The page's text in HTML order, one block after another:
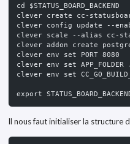
cd $STATUS_BOARD_BACKEND
clever create cc-
clever config update --
clever scale --alias cc-
clever addon create
clever env set PORT 8080
clever env set
clever env set
export
Il nous faut initialiser la structure